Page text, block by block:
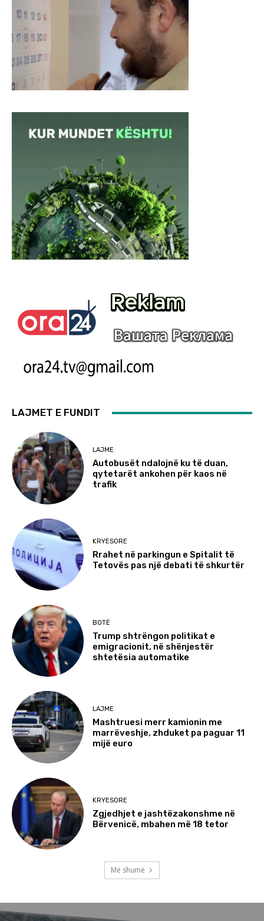
LAJMET E FUNDIT
LAJME
Autobusët ndalojnë ku të duan,
qytetarët ankohen për kaos në
trafik
KRYESORE
Rrahet në parkingun e Spitalit të
Tetovës pas një debati të shkurtër
BOTË
Trump shtrëngon politikat e
emigracionit, në shënjestër
shtetësia automatike
LAJME
Mashtruesi merr kamionin me
marrëveshje, zhduket pa paguar 11
mijë euro
KRYESORE
Zgjedhjet e jashtëzakonshme në
Bërvenicë, mbahen më 18 tetor
Më shumë